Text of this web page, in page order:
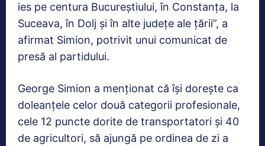
ies pe centura Bucureştiului, în Constanţa, la
Suceava, în Dolj şi în alte judeţe ale ţării”, a
afirmat Simion, potrivit unui comunicat de
presă al partidului.
George Simion a menţionat că îşi doreşte ca
doleanţele celor două categorii profesionale,
cele 12 puncte dorite de transportatori şi 40
de agricultori, să ajungă pe ordinea de zi a